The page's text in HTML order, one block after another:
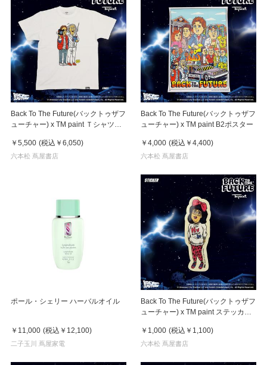
Back To The Future(バックトゥザフ
ューチャー) x TM paint Ｔシャツ
￥5,500 (税込 ￥6,050)
六本松 蔦屋書店
Back To The Future(バックトゥザフ
ューチャー) x TM paint B2ポスター
￥4,000 (税込 ￥4,400)
六本松 蔦屋書店
ポール・シェリー ハーバルオイル
￥11,000 (税込 ￥12,100)
二子玉川 蔦屋家電
Back To The Future(バックトゥザフ
ューチャー) x TM paint ステッカー
￥1,000 (税込 ￥1,100)
六本松 蔦屋書店